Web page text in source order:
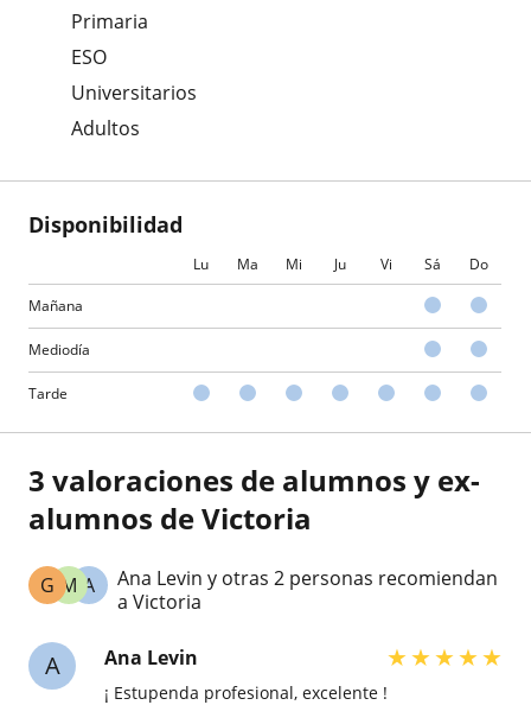
Primaria
ESO
Universitarios
Adultos
Disponibilidad
Lu Ma Mi Ju Vi Sá Do
Mañana
Mediodía
Tarde
3 valoraciones de alumnos y ex-
alumnos de Victoria
A
M
G
Ana Levin y otras 2 personas recomiendan
a Victoria
A Ana Levin ★★★★★
¡ Estupenda profesional, excelente !